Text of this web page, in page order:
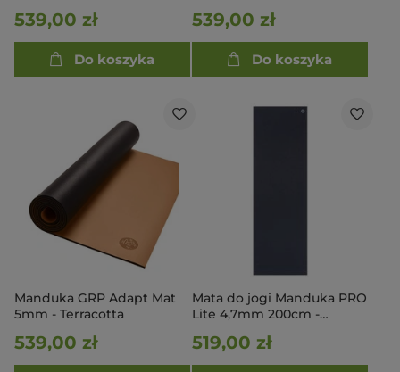
539,00 zł
Do koszyka
539,00 zł
Do koszyka
Manduka GRP Adapt Mat
5mm - Terracotta
539,00 zł
Mata do jogi Manduka PRO
Lite 4,7mm 200cm -
519,00 zł